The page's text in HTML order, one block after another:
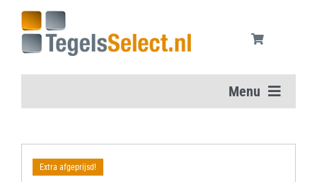
inhoud
Menu
Vloertegels
Extra afgeprijsd!